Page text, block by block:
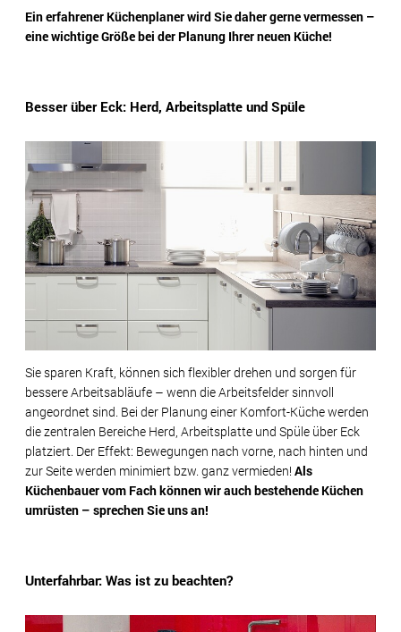
Ein erfahrener Küchenplaner wird Sie daher gerne vermessen –
eine wichtige Größe bei der Planung Ihrer neuen Küche!
Besser über Eck: Herd, Arbeitsplatte und Spüle
Sie sparen Kraft, können sich flexibler drehen und sorgen für
bessere Arbeitsabläufe – wenn die Arbeitsfelder sinnvoll
angeordnet sind. Bei der Planung einer Komfort-Küche werden
die zentralen Bereiche Herd, Arbeitsplatte und Spüle über Eck
platziert. Der Effekt: Bewegungen nach vorne, nach hinten und
zur Seite werden minimiert bzw. ganz vermieden! Als
Küchenbauer vom Fach können wir auch bestehende Küchen
umrüsten – sprechen Sie uns an!
Unterfahrbar: Was ist zu beachten?